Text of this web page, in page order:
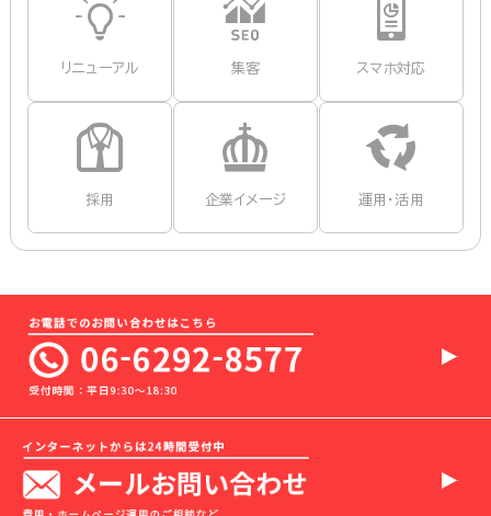
リニューアル 集客 スマホ対応
採用 企業イメージ 運用・活用